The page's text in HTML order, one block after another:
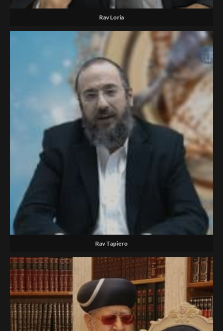
Rav Loria
Rav Tapiero